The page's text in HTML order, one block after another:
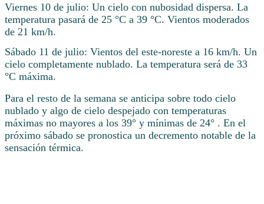
Viernes 10 de julio: Un cielo con nubosidad dispersa. La
temperatura pasará de 25 °C a 39 °C. Vientos moderados
de 21 km/h.
Sábado 11 de julio: Vientos del este-noreste a 16 km/h. Un
cielo completamente nublado. La temperatura será de 33
°C máxima.
Para el resto de la semana se anticipa sobre todo cielo
nublado y algo de cielo despejado con temperaturas
máximas no mayores a los 39° y mínimas de 24° . En el
próximo sábado se pronostica un decremento notable de la
sensación térmica.